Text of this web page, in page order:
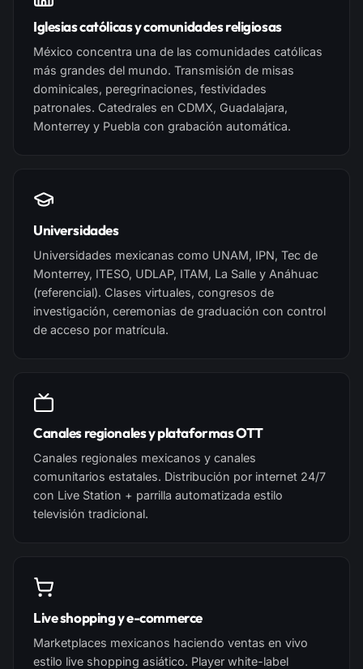
Iglesias católicas y comunidades religiosas
México concentra una de las comunidades católicas
más grandes del mundo. Transmisión de misas
dominicales, peregrinaciones, festividades
patronales. Catedrales en CDMX, Guadalajara,
Monterrey y Puebla con grabación automática.
Universidades
Universidades mexicanas como UNAM, IPN, Tec de
Monterrey, ITESO, UDLAP, ITAM, La Salle y Anáhuac
(referencial). Clases virtuales, congresos de
investigación, ceremonias de graduación con control
de acceso por matrícula.
Canales regionales y plataformas OTT
Canales regionales mexicanos y canales
comunitarios estatales. Distribución por internet 24/7
con Live Station + parrilla automatizada estilo
televisión tradicional.
Live shopping y e-commerce
Marketplaces mexicanos haciendo ventas en vivo
estilo live shopping asiático. Player white-label